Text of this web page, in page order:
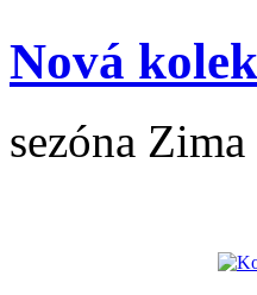
Nová
sezóna